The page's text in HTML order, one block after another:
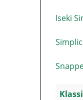
Iseki